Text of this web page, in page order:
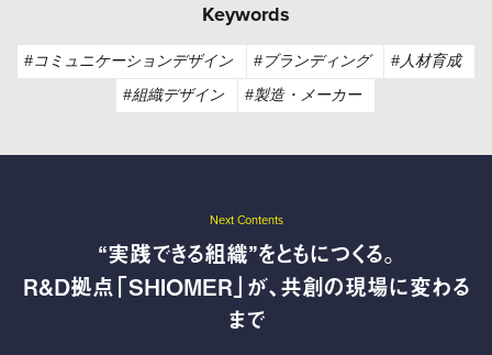
Keywords
#コミュニケーションデザイン #ブランディング
#人材育成
#組織デザイン
#製造・メーカー
Next Contents
“実践できる組織”をともにつくる。
R&D拠点「SHIOMER」が、共創の現場に変わる
まで